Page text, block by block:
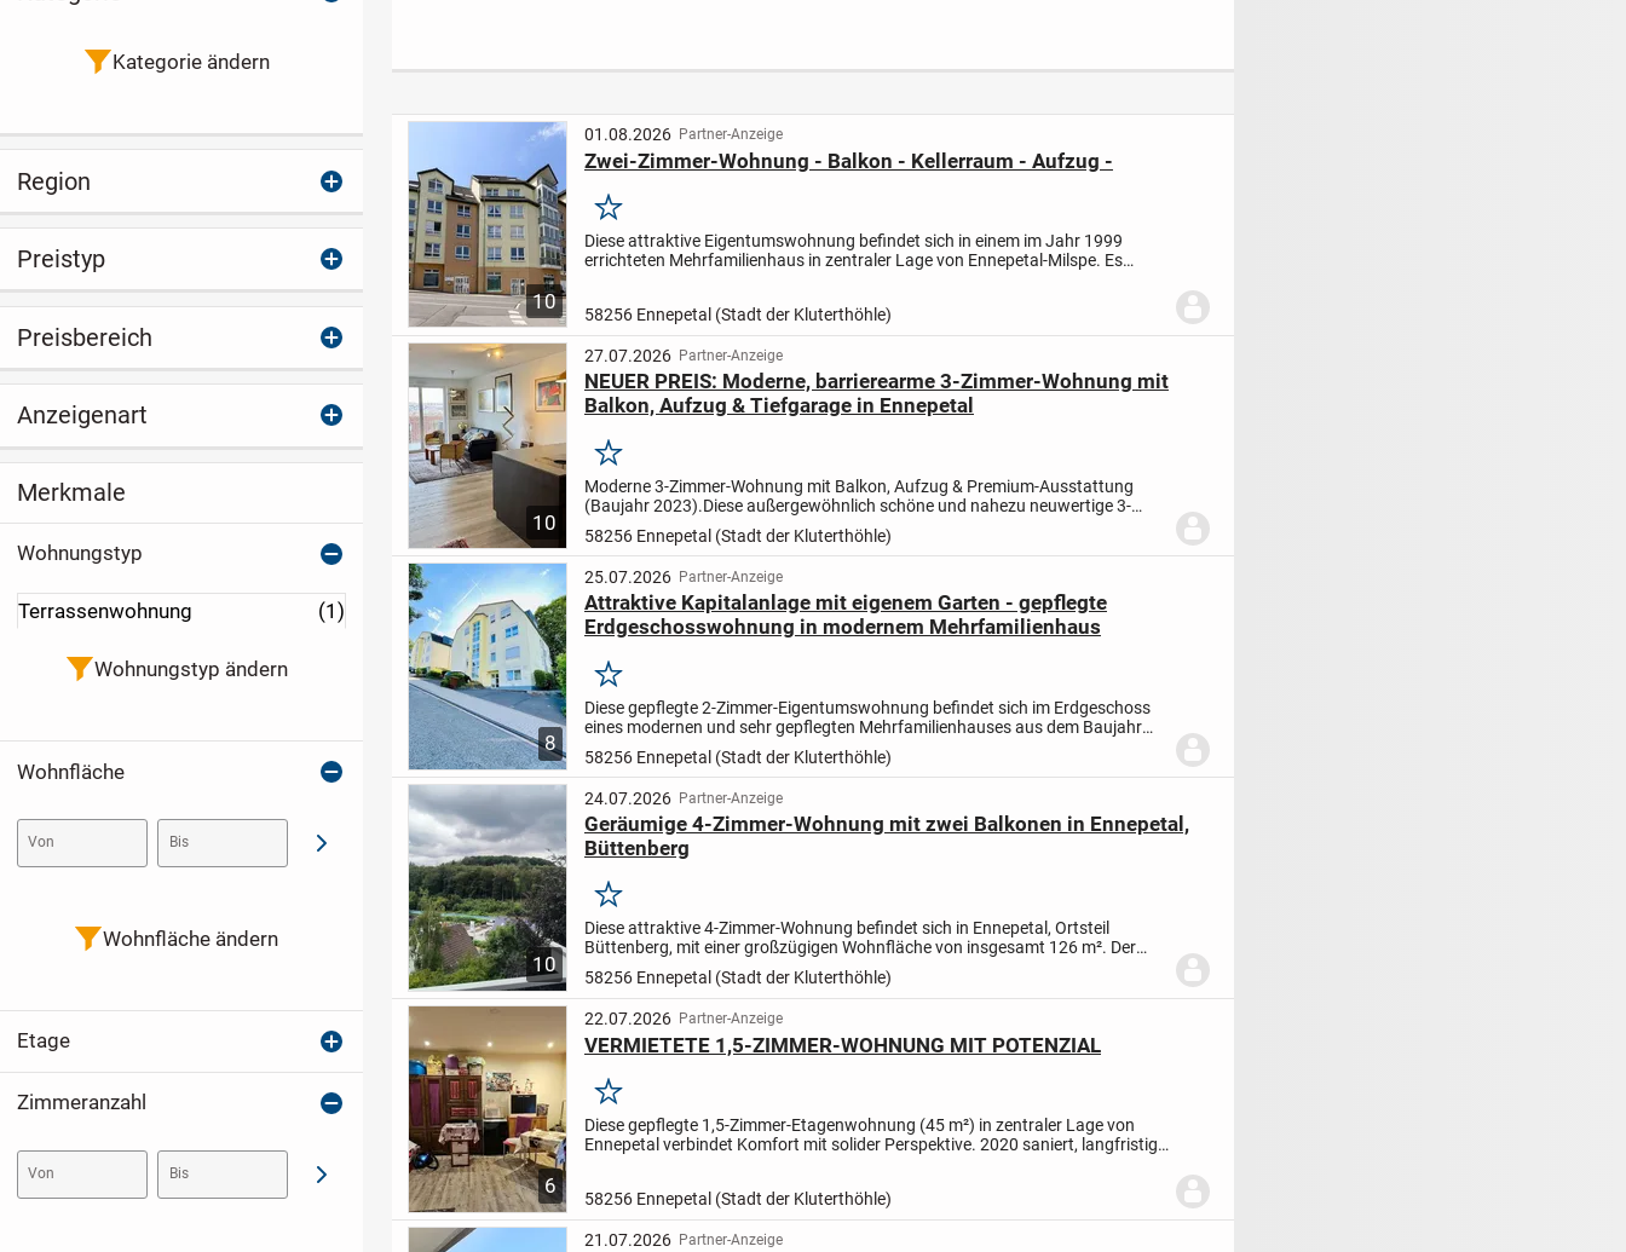
Einbauküche in
10
01.08.2026 Partner-Anzeige
Zwei-Zimmer-Wohnung - Balkon - Kellerraum - Aufzug -
Merken
Diese attraktive Eigentumswohnung befindet sich in einem im Jahr 1999
errichteten Mehrfamilienhaus in zentraler Lage von Ennepetal-Milspe. Es
58256 Ennepetal (Stadt der Kluterthöhle)
10
27.07.2026 Partner-Anzeige
NEUER PREIS: Moderne, barrierearme 3-Zimmer-Wohnung mit
Balkon, Aufzug & Tiefgarage in Ennepetal
Merken
Moderne 3-Zimmer-Wohnung mit Balkon, Aufzug & Premium-Ausstattung
(Baujahr 2023).Diese außergewöhnlich schöne und nahezu neuwertige 3-
Zimmer-Wohnung vereint modernes Wohnen, hohe Energieeffizienz...
58256 Ennepetal (Stadt der Kluterthöhle)
8
25.07.2026 Partner-Anzeige
Attraktive Kapitalanlage mit eigenem Garten - gepflegte
Erdgeschosswohnung in modernem Mehrfamilienhaus
Merken
Diese gepflegte 2-Zimmer-Eigentumswohnung befindet sich im Erdgeschoss
eines modernen und sehr gepflegten Mehrfamilienhauses aus dem Baujahr
2006. Auf ca. 55 m² Wohnfläche erwartet Sie eine durchdacht...
58256 Ennepetal (Stadt der Kluterthöhle)
10
24.07.2026 Partner-Anzeige
Geräumige 4-Zimmer-Wohnung mit zwei Balkonen in Ennepetal,
Büttenberg
Merken
Diese attraktive 4-Zimmer-Wohnung befindet sich in Ennepetal, Ortsteil
Büttenberg, mit einer großzügigen Wohnfläche von insgesamt 126 m². Der
Eingang der Wohnung liegt im Erdgeschoss. Die Wohnung...
58256 Ennepetal (Stadt der Kluterthöhle)
6
22.07.2026 Partner-Anzeige
VERMIETETE 1,5-ZIMMER-WOHNUNG MIT POTENZIAL
Merken
Diese gepflegte 1,5-Zimmer-Etagenwohnung (45 m²) in zentraler Lage von
Ennepetal verbindet Komfort mit solider Perspektive. 2020 saniert, langfristig
58256 Ennepetal (Stadt der Kluterthöhle)
21.07.2026 Partner-Anzeige
Kategorie ändern
Region
Preistyp
Preisbereich
Anzeigenart
Merkmale
Wohnungstyp
Terrassenwohnung (1)
Wohnungstyp ändern
Wohnfläche
Von Bis Abschicken
Wohnfläche ändern
Etage
Zimmeranzahl
Von Bis Abschicken